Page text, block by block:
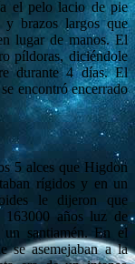
el pelo lacio de pie
y brazos largos que
lugar de manos.El
píldoras, diciéndole
durante 4 días.El
encontró encerrado
5 alces que Higdon
rígidos y en un
le dijeron que
163000 años luz de
santiamén. En el
se asemejaban a la